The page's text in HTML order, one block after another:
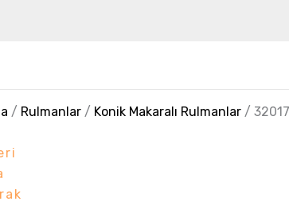
/ Rulmanlar / Konik Makaralı Rulmanlar /